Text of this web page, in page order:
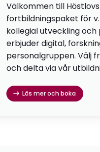
Välkommen till
fortbildningspaket för
kollegial utveckling och
erbjuder digital,
personalgruppen. Välj
och delta via vår
Läs mer och boka